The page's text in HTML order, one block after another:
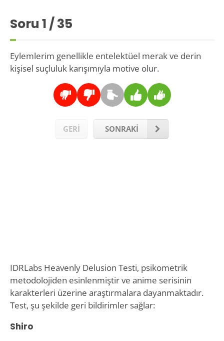
Soru 1 / 35
Eylemlerim genellikle entelektüel merak ve derin
kişisel suçluluk karışımıyla motive olur.
GERİ SONRAKİ
IDRLabs Heavenly Delusion Testi, psikometrik
metodolojiden esinlenmiştir ve anime serisinin
karakterleri üzerine araştırmalara dayanmaktadır.
Test, şu şekilde geri bildirimler sağlar:
Shiro